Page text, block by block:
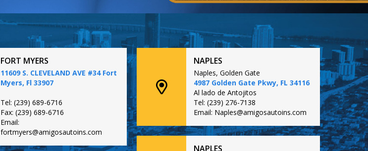
FORT MYERS
11609 S. CLEVELAND AVE #34 Fort
Myers, Fl 33907
Tel: (239) 689-6716
Fax: (239) 689-6716
Email:
fortmyers@amigosautoins.com
NAPLES
Naples, Golden Gate
4987 Golden Gate Pkwy, FL 34116
Al lado de Antojitos
Tel: (239) 276-7138
Email: Naples@amigosautoins.com
NAPLES